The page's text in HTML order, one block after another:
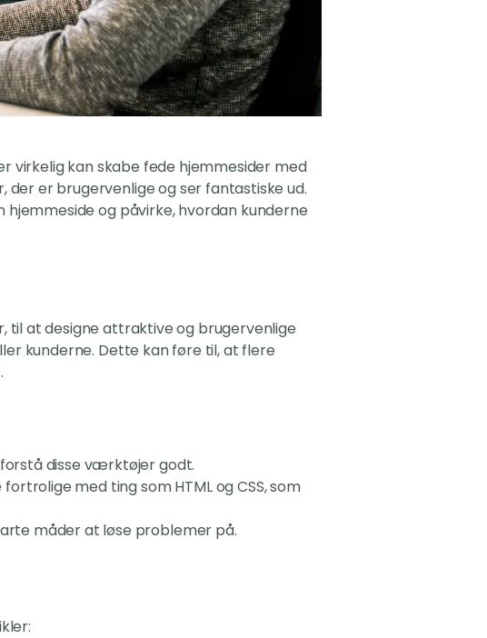
virkelig kan skabe fede hjemmesider med
er brugervenlige og ser fantastiske ud.
og påvirke, hvordan kunderne
at designe attraktive og brugervenlige
kunderne. Dette kan føre til, at flere
forstå disse værktøjer godt.
med ting som HTML og CSS, som
måder at løse problemer på.